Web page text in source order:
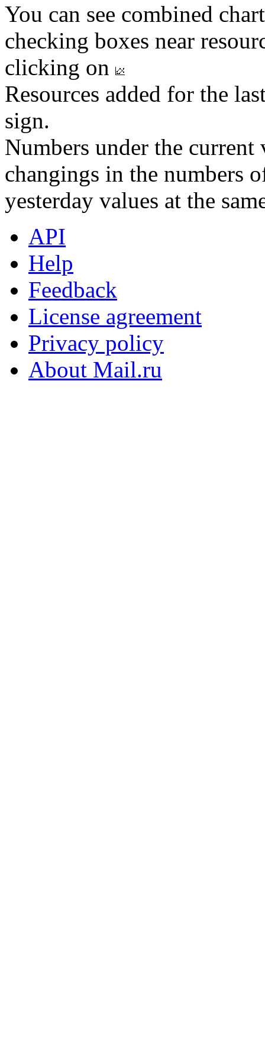
You can see combined
checking boxes near
clicking on
Resources added for the
sign.
Numbers under the
changings in the numbers
yesterday values at the
API
Help
Feedback
License agreement
Privacy policy
About Mail.ru